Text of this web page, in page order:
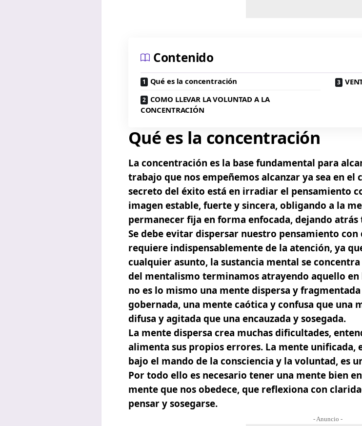
Contenido
Qué es la concentración
COMO LLEVAR LA VOLUNTAD A LA
CONCENTRACIÓN
Qué es la concentración
La concentración es la base fundamental para
trabajo que nos empeñemos alcanzar ya sea en
secreto del éxito está en irradiar el pensamiento
imagen estable, fuerte y sincera, obligando a la
permanecer fija en forma enfocada, dejando
Se debe evitar dispersar nuestro pensamiento
requiere indispensablemente de la atención, ya
cualquier asunto, la sustancia mental se
del mentalismo terminamos atrayendo aquello en
no es lo mismo una mente dispersa y
gobernada, una mente caótica y confusa que una
difusa y agitada que una encauzada y sosegada.
La mente dispersa crea muchas dificultades,
alimenta sus propios errores. La mente unificada,
bajo el mando de la consciencia y la voluntad, es
Por todo ello es necesario tener una mente bien
mente que nos obedece, que reflexiona con
pensar y sosegarse.
- Anuncio -